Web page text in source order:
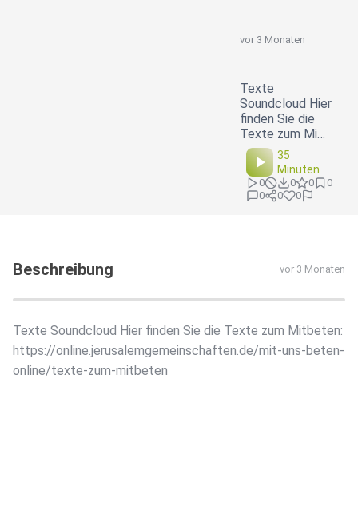
vor 3 Monaten
Texte
Soundcloud Hier
finden Sie die
Texte zum Mi…
35
Minuten
0 0 0
0
0
0 0
Beschreibung vor 3 Monaten
Texte Soundcloud Hier finden Sie die Texte zum Mitbeten:
https://online.jerusalemgemeinschaften.de/mit-uns-beten-
online/texte-zum-mitbeten